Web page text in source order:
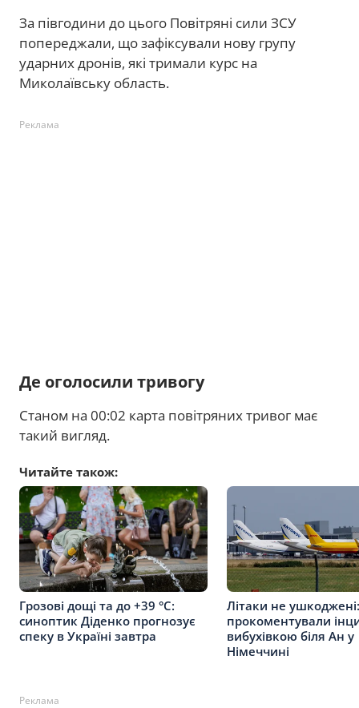
За півгодини до цього Повітряні сили ЗСУ
попереджали, що зафіксували нову групу
ударних дронів, які тримали курс на
Миколаївську область.
Реклама
Де оголосили тривогу
Станом на 00:02 карта повітряних тривог має
такий вигляд.
Читайте також:
Грозові дощі та до +39 °С:
синоптик Діденко прогнозує
спеку в Україні завтра
Літаки не
прокоментували
вибухівкою біля Ан у
Німеччині
Реклама